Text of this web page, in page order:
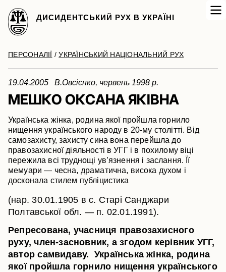
ДИСИДЕНТСЬКИЙ РУХ В УКРАЇНІ
ПЕРСОНАЛІЇ /УКРАЇНСЬКИЙ НАЦІОНАЛЬНИЙ РУХ
19.04.2005 В.Овсієнко, червень 1998 р.
МЕШКО ОКСАНА ЯКІВНА
Українська жінка, родина якої пройшла горнило
нищення українського народу в 20-му столітті. Від
самозахисту, захисту сина вона перейшла до
правозахисної діяльності в УГГ і в похилому віці
пережила всі труднощі ув’язнення і заслання. Її
мемуари — чесна, драматична, висока духом і
досконала стилем публіцистика
(нар. 30.01.1905 в с. Старі Санджари
Полтавської обл. — п. 02.01.1991).
Репресована, учасниця правозахисного
руху, член-засновник, а згодом керівник УГГ,
автор самвидаву. Українська жінка, родина
якої пройшла горнило нищення українського